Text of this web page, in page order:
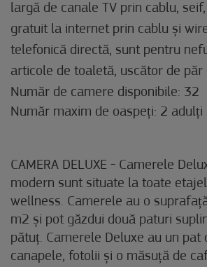
largă de canale TV prin cablu,
gratuit la internet prin cablu și
telefonică directă, sunt pentru
articole de toaletă, uscător de păr
Număr de camere disponibile: 32
Număr maxim de oaspeți: 2 adulți
CAMERA DELUXE - Camerele
modern sunt situate la toate
wellness. Camerele au o
m2 și pot găzdui două paturi
pătuț. Camerele Deluxe au un pat
canapele, fotolii și o măsuță de